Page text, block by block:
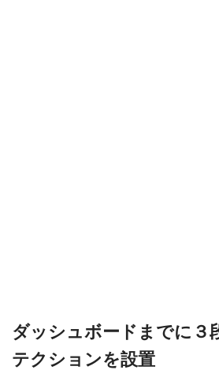
ダッシュボードまでに３
テクションを設置